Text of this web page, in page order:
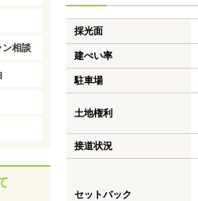
採光面
建ぺい率
駐車場
土地権利
接道状況
セットバック
ン相談